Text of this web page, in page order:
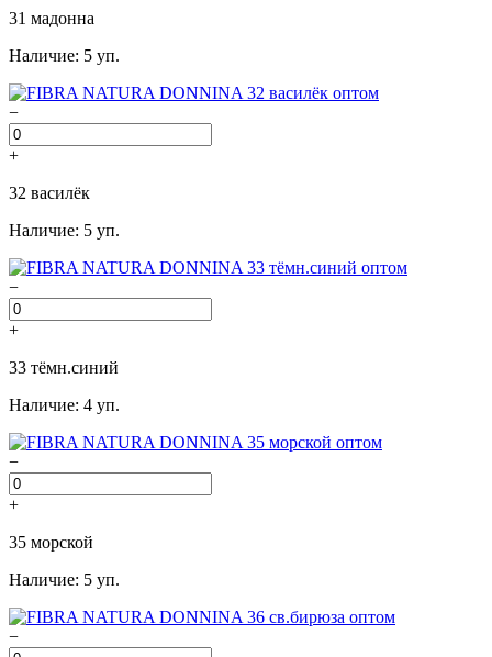
31 мадонна
Наличие: 5 уп.
−
+
32 василёк
Наличие: 5 уп.
−
+
33 тёмн.синий
Наличие: 4 уп.
−
+
35 морской
Наличие: 5 уп.
−